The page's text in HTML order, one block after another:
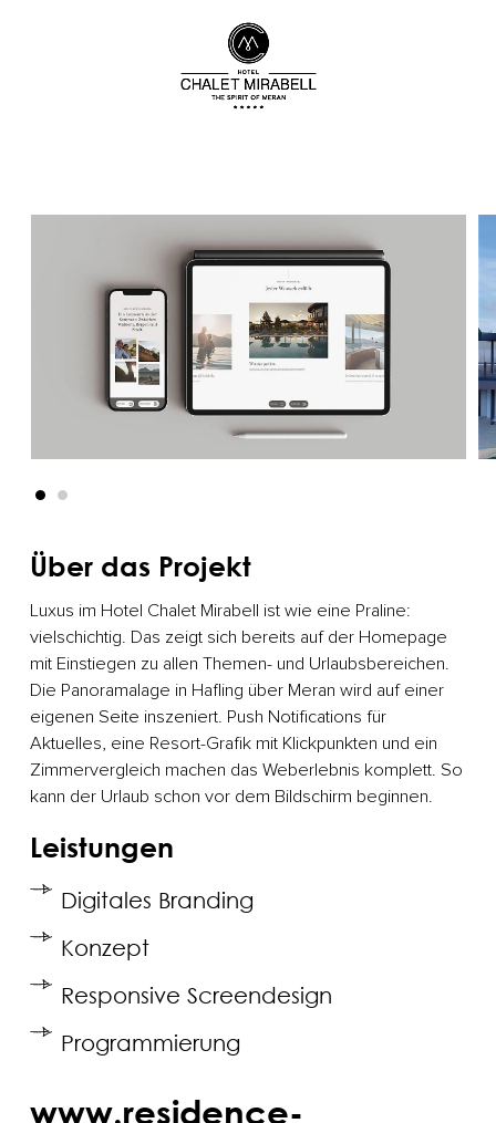
Über das Projekt
Luxus im Hotel Chalet Mirabell ist wie eine Praline:
vielschichtig. Das zeigt sich bereits auf der Homepage
mit Einstiegen zu allen Themen- und Urlaubsbereichen.
Die Panoramalage in Hafling über Meran wird auf einer
eigenen Seite inszeniert. Push Notifications für
Aktuelles, eine Resort-Grafik mit Klickpunkten und ein
Zimmervergleich machen das Weberlebnis komplett. So
kann der Urlaub schon vor dem Bildschirm beginnen.
Leistungen
Digitales Branding
Konzept
Responsive Screendesign
Programmierung
www.residence-